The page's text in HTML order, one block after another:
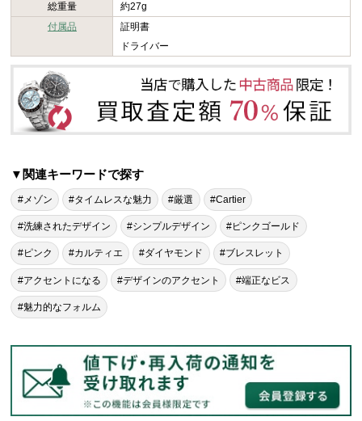
総重量
約27g
付属品
証明書
ドライバー
▼関連キーワードで探す
#メゾン #タイムレスな魅力 #厳選 #Cartier
#洗練されたデザイン #シンプルデザイン #ピンクゴールド
#ピンク #カルティエ #ダイヤモンド #ブレスレット
#アクセントになる #デザインのアクセント #端正なビス
#魅力的なフォルム